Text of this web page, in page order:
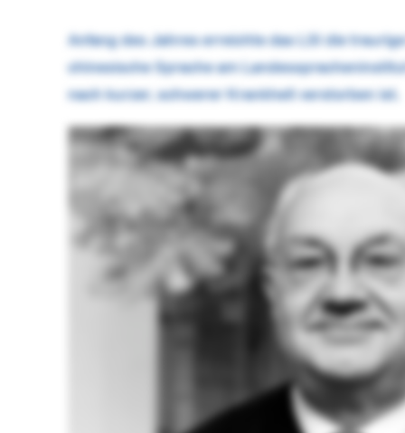
Anfang des Jahres erreichte das LSI die
chinesische Sprache am
nach kurzer, schwerer Krankheit verstorben ist.